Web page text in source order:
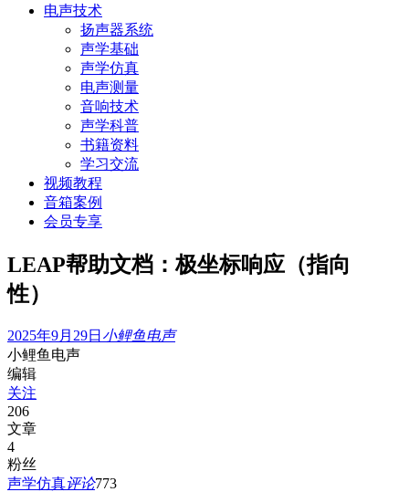
电声技术
扬声器系统
声学基础
声学仿真
电声测量
音响技术
声学科普
书籍资料
学习交流
视频教程
音箱案例
会员专享
LEAP帮助文档：极坐标响应（指向
性）
2025年9月29日 小鲤鱼电声
小鲤鱼电声
编辑
关注
206
文章
4
粉丝
声学仿真评论773